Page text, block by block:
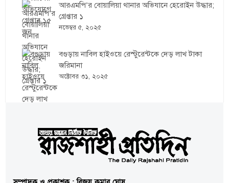
আরএমপি’র বোয়ালিয়া থানার অভিযানে হেরোইন উদ্ধার;
গ্রেপ্তার ১
নভেম্বর ৫, ২০২৫
বগুড়ায় নাবিল হাইওয়ে রেস্টুরেন্টকে দেড় লাখ টাকা
জরিমানা
অক্টোবর ৩১, ২০২৫